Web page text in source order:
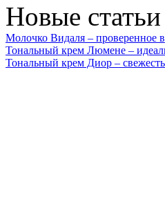
Новые статьи
Молочко Видаля – проверенное
Тональный крем Люмене –
Тональный крем Диор –